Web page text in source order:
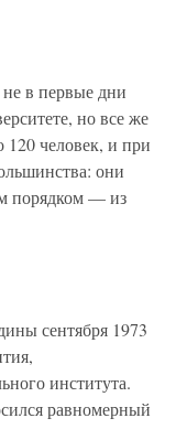
в первые дни
но все же
120 человек, и при
они
порядком — из
сентября 1973
института.
равномерный